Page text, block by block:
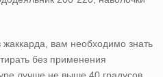
вам необходимо знать
без применения